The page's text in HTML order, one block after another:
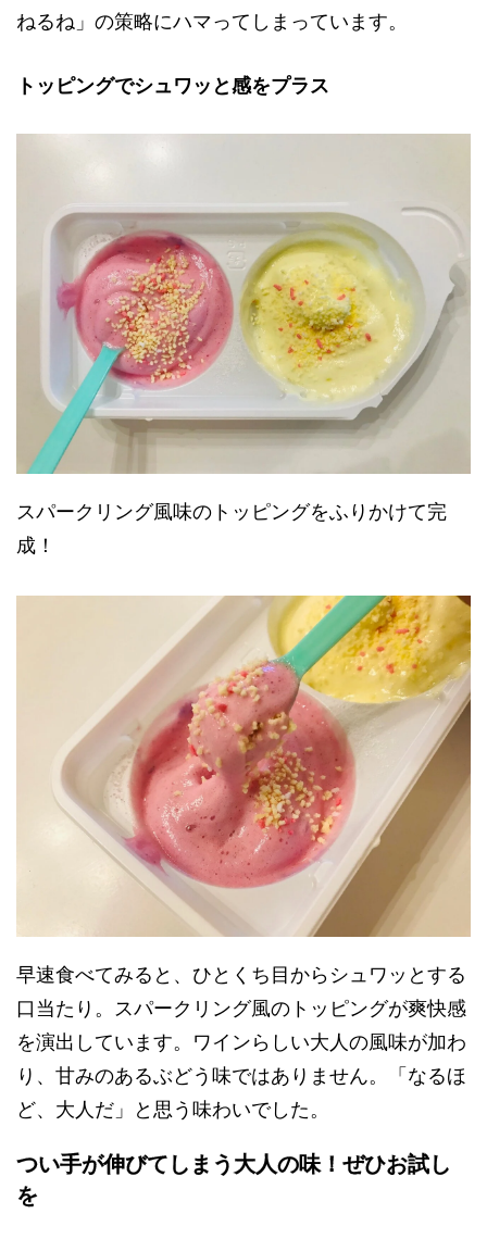
ねるね」の策略にハマってしまっています。
トッピングでシュワッと感をプラス
スパークリング風味のトッピングをふりかけて完
成！
早速食べてみると、ひとくち目からシュワッとする
口当たり。スパークリング風のトッピングが爽快感
を演出しています。ワインらしい大人の風味が加わ
り、甘みのあるぶどう味ではありません。「なるほ
ど、大人だ」と思う味わいでした。
つい手が伸びてしまう大人の味！ぜひお試し
を